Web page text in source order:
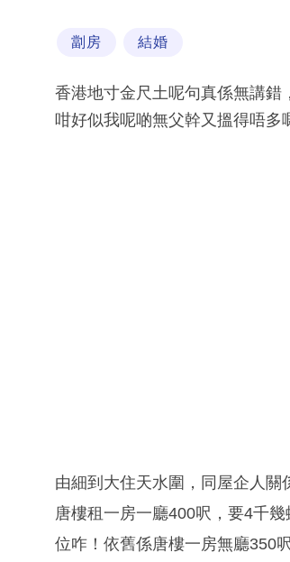
劏房 結婚
香港地寸金尺土呢句真係無講錯
咁好似我呢啲無父幹又搵得唔多
由細到大住天水圍，同屋企人
唐樓租一房一廳400呎，要4千
位咋！依舊係唐樓一房無廳350